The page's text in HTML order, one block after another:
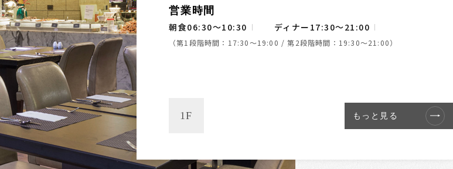
営業時間
朝食06:30～10:30
ディナー17:30～21:00
（第1段階時間：17:30～19:00 / 第2段階時間：19:30～21:00）
1F もっと見る